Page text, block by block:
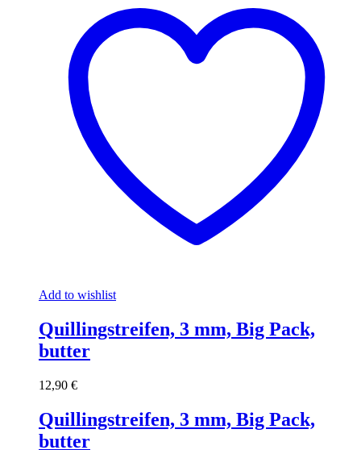
Add to wishlist
Quillingstreifen, 3 mm, Big Pack,
butter
12,90 €
Quillingstreifen, 3 mm, Big Pack,
butter